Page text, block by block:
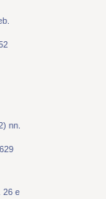
nn.
26 e